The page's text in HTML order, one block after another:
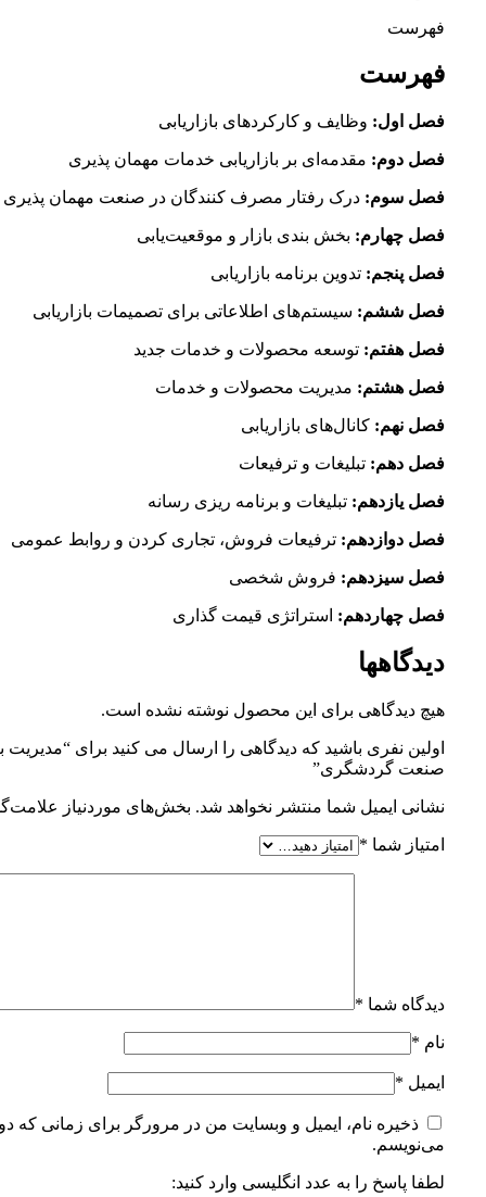
فهرست
فهرست
فصل اول: وظایف و کارکردهای بازاریابی
فصل دوم: مقدمه‌ای بر بازاریابی خدمات مهمان پذیری
فصل سوم:‌ درک رفتار مصرف کنندگان در صنعت مهمان پذیری
فصل چهارم: بخش بندی بازار و موقعیت‌یابی
فصل پنجم: تدوین برنامه بازاریابی
فصل ششم:‌ سیستم‌های اطلاعاتی برای تصمیمات بازاریابی
فصل هفتم: توسعه محصولات و خدمات جدید
فصل هشتم: مدیریت محصولات و خدمات
فصل نهم: کانال‌های بازاریابی
فصل دهم: تبلیغات و ترفیعات
فصل یازدهم: تبلیغات و برنامه ریزی رسانه
فصل دوازدهم:‌ ترفیعات فروش، تجاری کردن و روابط عمومی
فصل سیزدهم: فروش شخصی
فصل چهاردهم:‌ استراتژی قیمت گذاری
دیدگاهها
هیچ دیدگاهی برای این محصول نوشته نشده است.
اولین نفری باشید که دیدگاهی را ارسال می کنید برای “مدیریت
صنعت گردشگری”
نشانی ایمیل شما منتشر نخواهد شد. بخش‌های موردنیاز
امتیاز شما *
دیدگاه شما *
نام *
ایمیل *
ذخیره نام، ایمیل و وبسایت من در مرورگر برای زمانی که
می‌نویسم.
لطفا پاسخ را به عدد انگلیسی وارد کنید: